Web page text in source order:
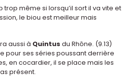
même si lorsqu’il sort il va vite et
le biou est meilleur mais
aussi à Quintus du Rhône. (9.13)
pour ses séries poussant derrière
en cocardier, il se place mais les
présent.